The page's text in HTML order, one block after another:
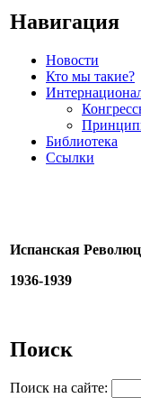
Навигация
Новости
Кто мы такие?
Библиотека
Ссылки
Испанская
1936-1939
Поиск
Поиск на сайте: